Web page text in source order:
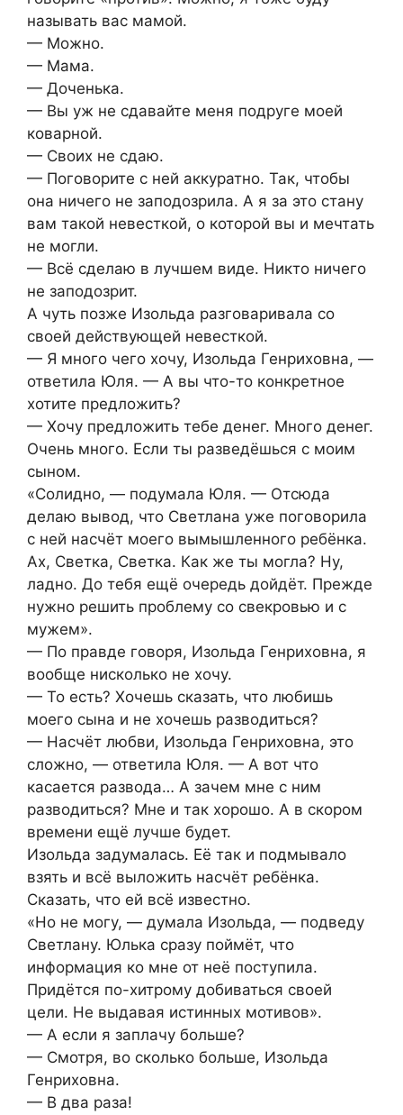
называть вас мамой.
— Можно.
— Мама.
— Доченька.
— Вы уж не сдавайте меня подруге моей
коварной.
— Своих не сдаю.
— Поговорите с ней аккуратно. Так, чтобы
она ничего не заподозрила. А я за это стану
вам такой невесткой, о которой вы и мечтать
не могли.
— Всё сделаю в лучшем виде. Никто ничего
не заподозрит.
А чуть позже Изольда разговаривала со
своей действующей невесткой.
— Я много чего хочу, Изольда Генриховна, —
ответила Юля. — А вы что-то конкретное
хотите предложить?
— Хочу предложить тебе денег. Много денег.
Очень много. Если ты разведёшься с моим
сыном.
«Солидно, — подумала Юля. — Отсюда
делаю вывод, что Светлана уже поговорила
с ней насчёт моего вымышленного ребёнка.
Ах, Светка, Светка. Как же ты могла? Ну,
ладно. До тебя ещё очередь дойдёт. Прежде
нужно решить проблему со свекровью и с
мужем».
— По правде говоря, Изольда Генриховна, я
вообще нисколько не хочу.
— То есть? Хочешь сказать, что любишь
моего сына и не хочешь разводиться?
— Насчёт любви, Изольда Генриховна, это
сложно, — ответила Юля. — А вот что
касается развода… А зачем мне с ним
разводиться? Мне и так хорошо. А в скором
времени ещё лучше будет.
Изольда задумалась. Её так и подмывало
взять и всё выложить насчёт ребёнка.
Сказать, что ей всё известно.
«Но не могу, — думала Изольда, — подведу
Светлану. Юлька сразу поймёт, что
информация ко мне от неё поступила.
Придётся по-хитрому добиваться своей
цели. Не выдавая истинных мотивов».
— А если я заплачу больше?
— Смотря, во сколько больше, Изольда
Генриховна.
— В два раза!